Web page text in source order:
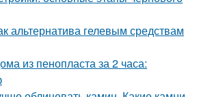
альтернатива гелевым средствам
из пенопласта за 2 часа: